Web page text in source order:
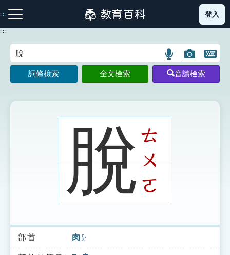
到
主
:::
注音索引圖示 筆畫索引圖示 部首索引表圖示
索引選單
登入
:::
語
言
搜
示
圖
片
搜
開
鍵
圖
詞條檢索 全文檢索 音讀檢索
脫ㄊ
ㄨ
ㄛ
部首 肉 ㄖㄡˋ